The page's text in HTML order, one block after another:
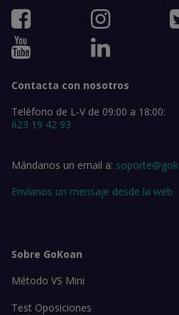
Contacta con nosotros
Teléfono de L-V de 09:00 a 18:00:
623 19 42 93
Mándanos un email a:
Envíanos un mensaje desde la web
Sobre GoKoan
Método VS Mini
Test Oposiciones